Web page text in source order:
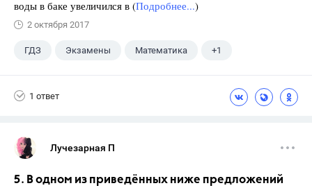
воды в баке увеличился в (Подробнее...)
2 октября 2017
ГДЗ Экзамены Математика +1
1 ответ
Лучезарная П
5. В одном из приведённых ниже предложений